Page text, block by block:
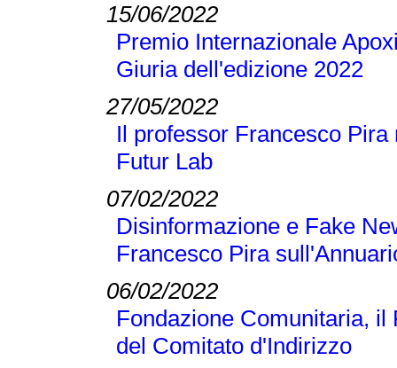
15/06/2022
Premio Internazionale
Giuria dell'edizione 2022
27/05/2022
Il professor Francesco
Futur Lab
07/02/2022
Disinformazione e Fake
Francesco Pira
06/02/2022
Fondazione Comunitaria,
del Comitato d'Indirizzo